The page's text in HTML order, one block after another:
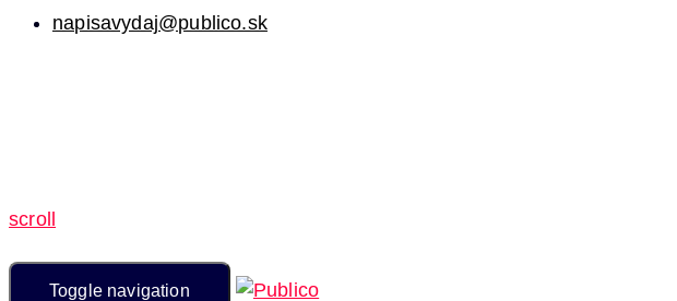
napisavydaj@publico.sk
scroll
Toggle navigation